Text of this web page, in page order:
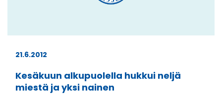
21.6.2012
Kesäkuun alkupuolella hukkui neljä
miestä ja yksi nainen